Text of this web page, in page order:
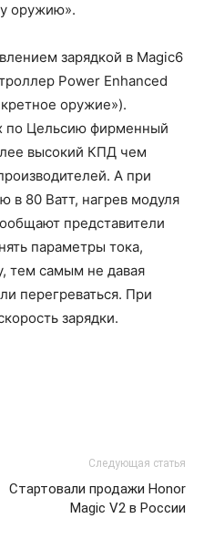
оружию».
зарядкой в Magic6
Power Enhanced
оружие»).
по Цельсию фирменный
высокий КПД чем
А при
в 80 Ватт, нагрев модуля
представители
параметры тока,
тем самым не давая
перегреваться. При
зарядки.
Следующая статья
Стартовали продажи Honor
Magic V2 в России